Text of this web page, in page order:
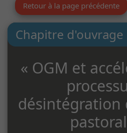
Retour à la page précédente
Chapitre d'ouvrage
« OGM et
désintégration